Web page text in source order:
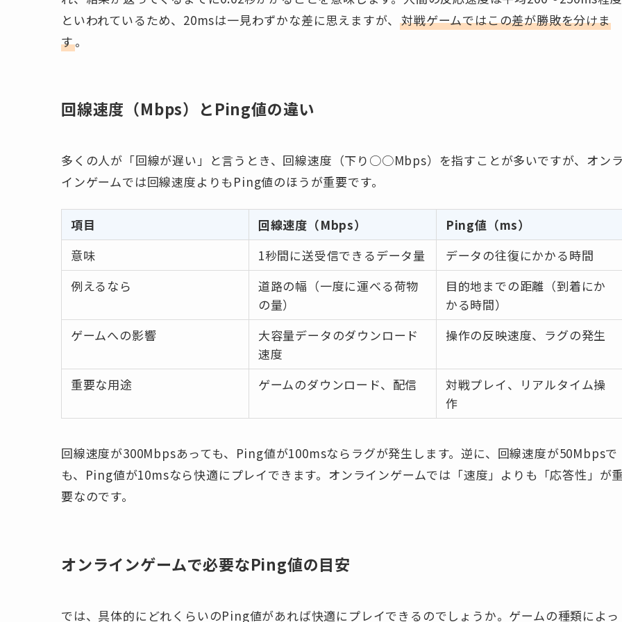
といわれているため、20msは一見わずかな差に思えますが、対戦ゲームではこの差が勝敗を分けま
す。
回線速度（Mbps）とPing値の違い
多くの人が「回線が遅い」と言うとき、回線速度（下り○○Mbps）を指すことが多いですが、オン
インゲームでは回線速度よりもPing値のほうが重要です。
項目 回線速度（Mbps）
Ping値（ms）
意味
1秒間に送受信できるデータ量
データの往復にかかる時間
例えるなら
道路の幅（一度に運べる荷物
の量）
目的地までの距離（到着にか
かる時間）
ゲームへの影響
大容量データのダウンロード
速度
操作の反映速度、ラグの発生
重要な用途 ゲームのダウンロード、配信
対戦プレイ、リアルタイム操
作
回線速度が300Mbpsあっても、Ping値が100msならラグが発生します。逆に、回線速度が50Mbpsで
も、Ping値が10msなら快適にプレイできます。オンラインゲームでは「速度」よりも「応答性」が
要なのです。
オンラインゲームで必要なPing値の目安
では、具体的にどれくらいのPing値があれば快適にプレイできるのでしょうか。ゲームの種類によっ